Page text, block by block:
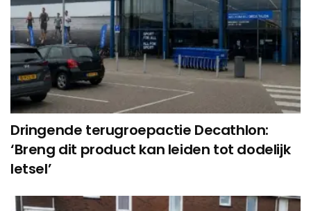
Dringende terugroepactie Decathlon:
‘Breng dit product kan leiden tot dodelijk
letsel’